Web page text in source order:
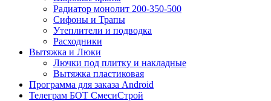
Радиатор монолит 200-350-500
Сифоны и Трапы
Утеплители и подводка
Расходники
Вытяжка и Люки
Лючки под плитку и накладные
Вытяжка пластиковая
Программа для заказа Android
Телеграм БОТ СмесиСтрой